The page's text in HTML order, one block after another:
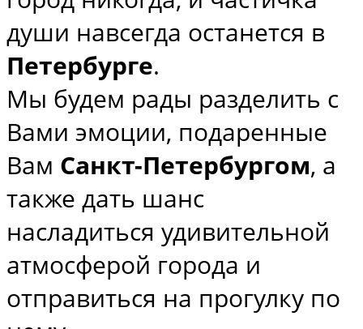
души навсегда останется в
Петербурге.
Мы будем рады разделить с
Вами эмоции, подаренные
Вам Санкт-Петербургом, а
также дать шанс
насладиться удивительной
атмосферой города и
отправиться на прогулку по